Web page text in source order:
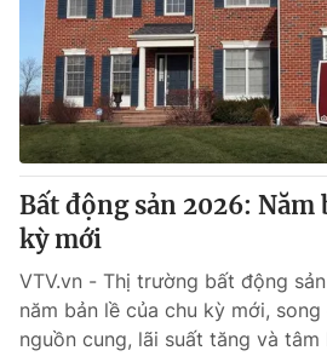
VTV Sức khoẻ Bất
Thị trường 24h Tấm
VTV4 Vươn
VTV9
Liên hệ tòa soạn
Bất động sản 2026: Năm
kỳ mới
VTV.vn - Thị trường bất động
năm bản lề của chu kỳ mới,
nguồn cung, lãi suất tăng và